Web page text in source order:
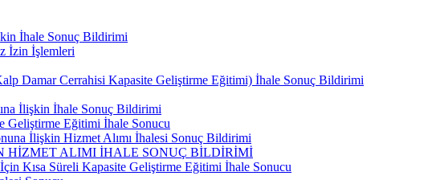
İhale Sonuç Bildirimi
İzin İşlemleri
Damar Cerrahisi Kapasite Geliştirme Eğitimi) İhale Sonuç Bildirimi
İlişkin İhale Sonuç Bildirimi
Geliştirme Eğitimi İhale Sonucu
İlişkin Hizmet Alımı İhalesi Sonuç Bildirimi
HİZMET ALIMI İHALE SONUÇ BİLDİRİMİ
Kısa Süreli Kapasite Geliştirme Eğitimi İhale Sonucu